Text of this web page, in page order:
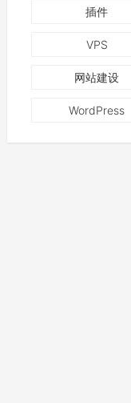
插件
VPS
网站建设
WordPress